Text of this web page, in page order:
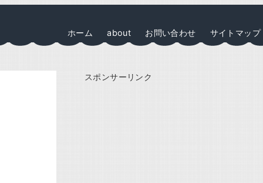
ホーム about お問い合わせ サイトマップ
スポンサーリンク